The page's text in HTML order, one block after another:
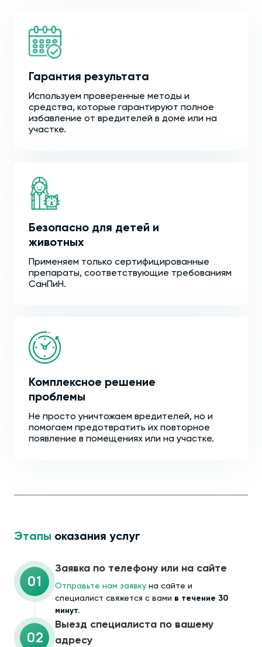
Гарантия результата
Используем проверенные методы и
средства, которые гарантируют полное
избавление от вредителей в доме или на
участке.
Безопасно для детей и
животных
Применяем только сертифицированные
препараты, соответствующие требованиям
СанПиН.
Комплексное решение
проблемы
Не просто уничтожаем вредителей, но и
помогаем предотвратить их повторное
появление в помещениях или на участке.
Этапы оказания услуг
01
Заявка по телефону или на сайте
Отправьте нам заявку на сайте и
специалист свяжется с вами в течение 30
минут.
02
Выезд специалиста по вашему
адресу